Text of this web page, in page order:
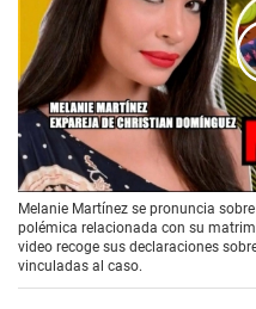
00:00 02:35
Melanie Martínez se pronuncia
polémica relacionada con su
video recoge sus declaraciones
vinculadas al caso.